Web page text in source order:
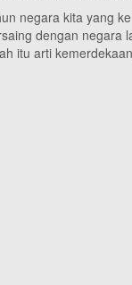
negara kita yang
dengan negara
itu arti